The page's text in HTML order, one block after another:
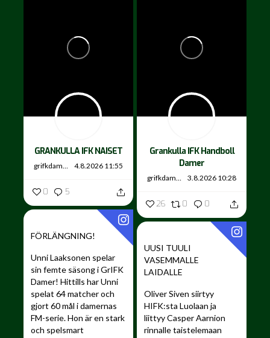
GRANKULLA IFK NAISET
grifkdamer 4.8.2026 11:55
0 5
Grankulla IFK Handboll
Damer
grifkdamer 3.8.2026 10:28
26 0 0
FÖRLÄNGNING!
Unni Laaksonen spelar
sin femte säsong i GrIFK
Damer! Hittills har Unni
spelat 64 matcher och
gjort 60 mål i damernas
FM-serie. Hon är en stark
och spelsmart
UUSI TUULI
VASEMMALLE
LAIDALLE ️
Oliver Siven siirtyy
HIFK:sta Luolaan ja
liittyy Casper Aarnion
rinnalle taistelemaan